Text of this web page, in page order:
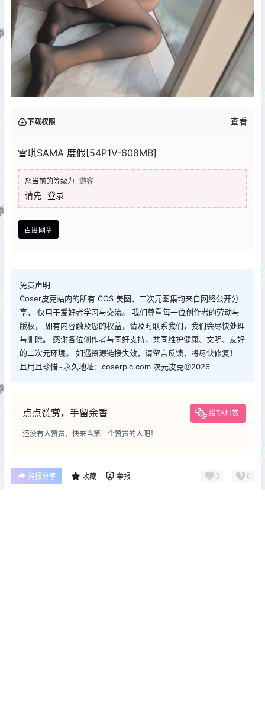
下载权限 查看
雪琪SAMA 度假[54P1V-608MB]
您当前的等级为 游客
请先 登录
百度网盘
免责声明
Coser皮克站内的所有 COS 美图、二次元图集均来自网络公开分
享， 仅用于爱好者学习与交流。 我们尊重每一位创作者的劳动与
版权， 如有内容触及您的权益，请及时联系我们，我们会尽快处理
与删除。 感谢各位创作者与同好支持，共同维护健康、文明、友好
的二次元环境。 如遇资源链接失效，请留言反馈，将尽快修复！
且用且珍惜~永久地址：coserpic.com 次元皮克@2026
点点赞赏，手留余香 给TA打赏
还没有人赞赏，快来当第一个赞赏的人吧！
海报分享 收藏 举报 0 0